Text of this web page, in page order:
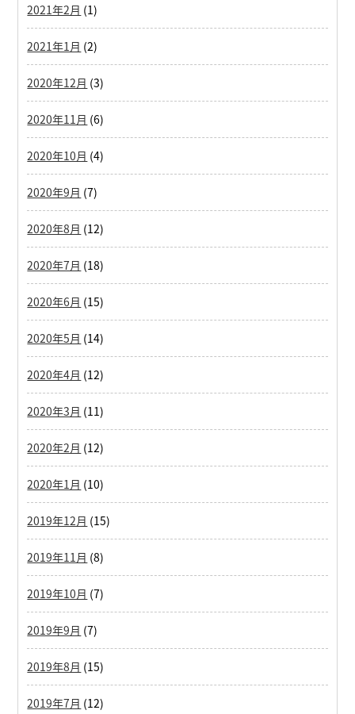
2021年2月 (1)
2021年1月 (2)
2020年12月 (3)
2020年11月 (6)
2020年10月 (4)
2020年9月 (7)
2020年8月 (12)
2020年7月 (18)
2020年6月 (15)
2020年5月 (14)
2020年4月 (12)
2020年3月 (11)
2020年2月 (12)
2020年1月 (10)
2019年12月 (15)
2019年11月 (8)
2019年10月 (7)
2019年9月 (7)
2019年8月 (15)
2019年7月 (12)